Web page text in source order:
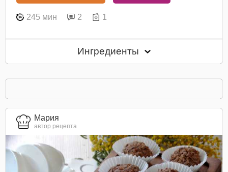
245 мин 2 1
Ингредиенты
Мария
автор рецепта